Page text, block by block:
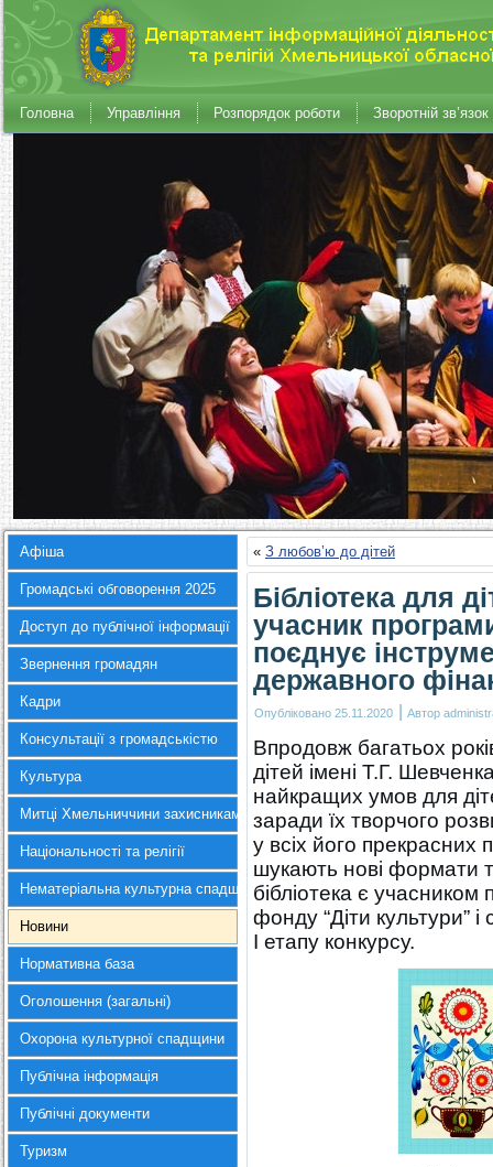
Головна Управління Розпорядок роботи Зворотній зв’язок
Афіша
Громадські обговорення 2025
Доступ до публічної інформації
Звернення громадян
Кадри
Консультації з громадськістю
Культура
Митці Хмельниччини захисникам України
Національності та релігії
Нематеріальна культурна спадщина
Новини
Нормативна база
Оголошення (загальні)
Охорона культурної спадщини
Публічна інформація
Публічні документи
Туризм
« З любов’ю до дітей
Бібліотека для
учасник
поєднує
державного
Опубліковано 25.11.2020 | Автор
Впродовж багатьох
дітей імені Т.Г.
найкращих умов для
заради їх творчого
у всіх його прекрасних
шукають нові формати
бібліотека є учасником
фонду “Діти культури”
І етапу конкурсу.